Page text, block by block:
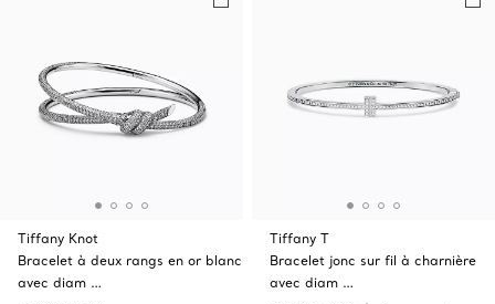
Tiffany Knot
Bracelet à deux rangs en or blanc
avec diam …
Tiffany T
Bracelet jonc sur fil à charnière
avec diam …